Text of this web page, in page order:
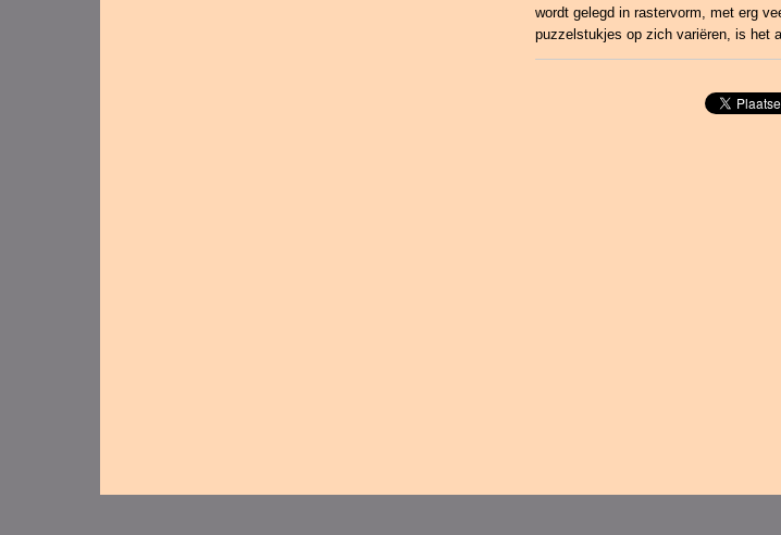
wordt gelegd in rastervorm, met erg
puzzelstukjes op zich variëren, is het